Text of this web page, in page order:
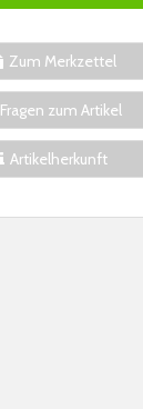
Zum Merkzettel
Fragen zum Artikel
Artikelherkunft